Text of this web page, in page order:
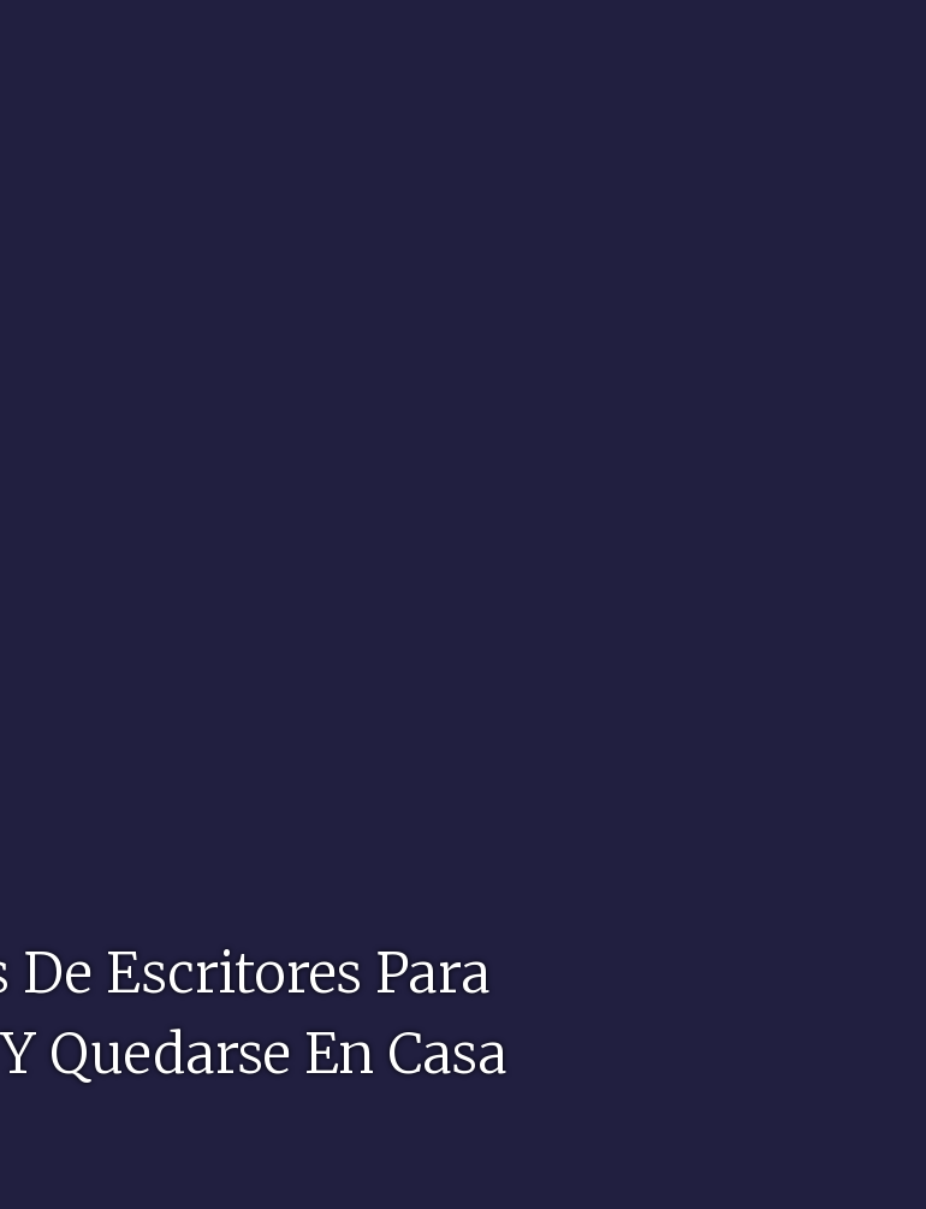
De Escritores Para
Quedarse En Casa